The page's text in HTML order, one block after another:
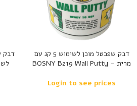
דבק שפכטל מוכן לשימוש 5 קג עם
מרית – BOSNY B219 Wall Putty
Login to see prices